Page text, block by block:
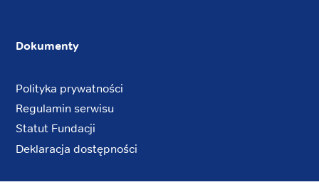
Dokumenty
Polityka prywatności
Regulamin serwisu
Statut Fundacji
Deklaracja dostępności